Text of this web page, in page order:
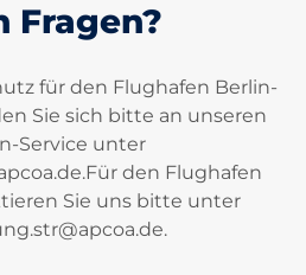
Fragen?
für den Flughafen Berlin-
Sie sich bitte an unseren
Service unter
.Für den Flughafen
Sie uns bitte unter
.